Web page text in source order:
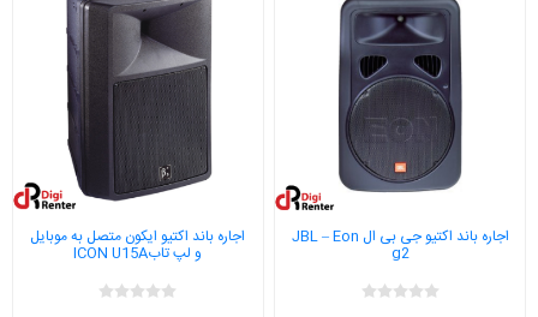
اجاره باند اکتیو جی بی ال JBL – Eon
g2
اجاره باند اکتیو ایکون متصل به موبایل
و لپ تابICON U15A